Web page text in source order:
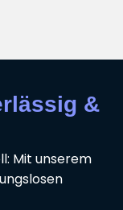
&
Mit unserem